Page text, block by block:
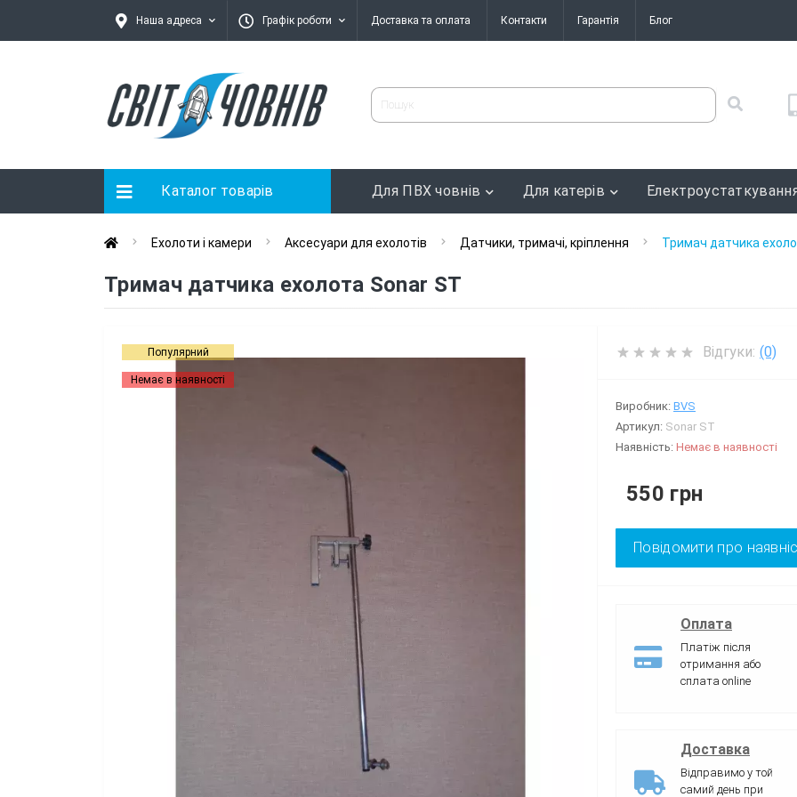
Наша адреса Графік роботи Доставка та оплата Контакти Гарантія Блог
Каталог товарів Для ПВХ човнів Для катерів
Ехолоти і камери Аксесуари для ехолотів Датчики, тримачі, кріплення Тримач датчика
Тримач датчика ехолота Sonar ST
Популярний
Немає в наявності
Відгуки: (0)
Виробник: BVS
Артикул: Sonar ST
Наявність: Немає в наявності
550 грн
Повідомити про
Оплата
Платіж після
отримання або
сплата online
Доставка
Відправимо у той
самий день при